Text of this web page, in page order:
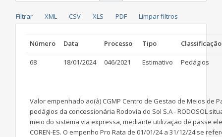
Número Data Processo Tipo Classificação
68 18/01/2024 046/2021 Estimativo Pedágios
Valor empenhado ao(à) CGMP Centro de Gestao de Meios
pedágios da concessionária Rodovia do Sol S.A - RODOSOL
meio do sistema via expressa, mediante utilização de passe
COREN-ES. O empenho Pro Rata de 01/01/24 a 31/12/24 se